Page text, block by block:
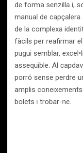
de forma senzilla i,
manual de
de la complexa
fàcils per reafirmar
pugui semblar,
assequible. Al
porró sense perdre
amplis
bolets i trobar-ne.